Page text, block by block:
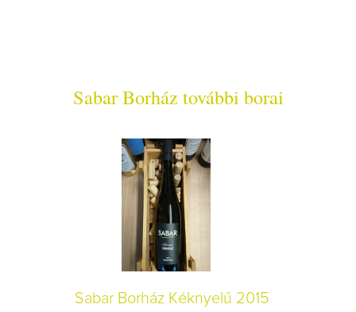
Sabar Borház további borai
Sabar Borház Kéknyelű 2015